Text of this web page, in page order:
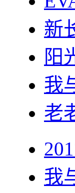
新
阳
我
老
我